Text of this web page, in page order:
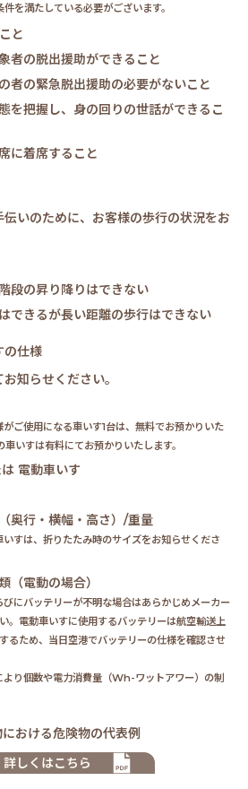
を満たしている必要がございます。
と
者の脱出援助ができること
者の緊急脱出援助の必要がないこと
を把握し、身の回りの世話ができるこ
に着席すること
いのために、お客様の歩行の状況をお
段の昇り降りはできない
できるが長い距離の歩行はできない
の仕様
知らせください。
ご使用になる車いす1台は、無料でお預かりいた
いすは有料にてお預かりいたします。
電動車いす
奥行・横幅・高さ）/重量
すは、折りたたみ時のサイズをお知らせくださ
（電動の場合）
にバッテリーが不明な場合はあらかじめメーカー
。電動車いすに使用するバッテリーは航空輸送上
るため、当日空港でバッテリーの仕様を確認させ
より個数や電力消費量（Wh-ワットアワー）の制
おける危険物の代表例
詳しくはこちら